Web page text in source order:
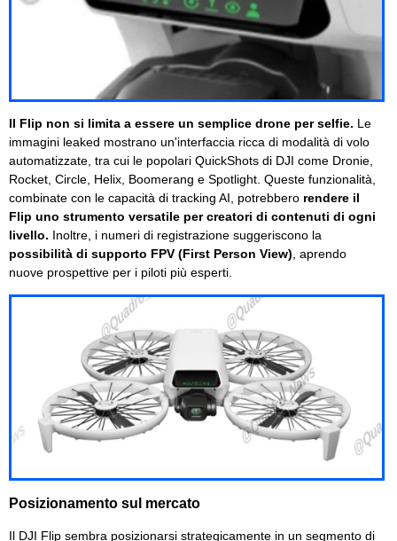
Il Flip non si limita a essere un semplice drone per selfie. Le
immagini leaked mostrano un'interfaccia ricca di modalità di volo
automatizzate, tra cui le popolari QuickShots di DJI come Dronie,
Rocket, Circle, Helix, Boomerang e Spotlight. Queste funzionalità,
combinate con le capacità di tracking AI, potrebbero rendere il
Flip uno strumento versatile per creatori di contenuti di ogni
livello. Inoltre, i numeri di registrazione suggeriscono la
possibilità di supporto FPV (First Person View), aprendo
nuove prospettive per i piloti più esperti.
Posizionamento sul mercato
Il DJI Flip sembra posizionarsi strategicamente in un segmento di